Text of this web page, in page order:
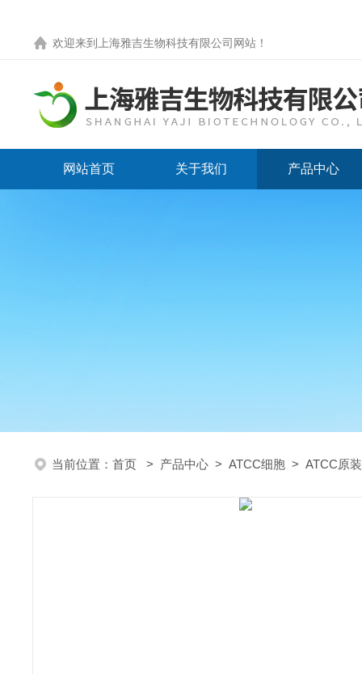
欢迎来到 上海雅吉生物科技有限公司网站 ！
网站首页 关于我们 产品中心
当前位置： 首页 > 产品中心 > ATCC细胞 > ATCC原